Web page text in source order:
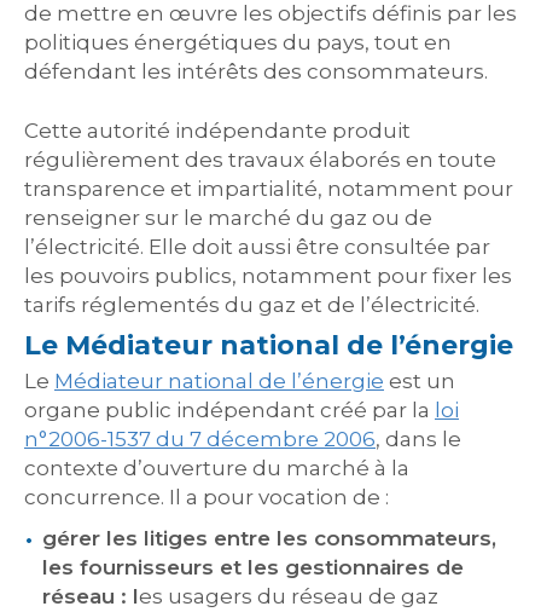
de mettre en œuvre les objectifs définis par les
politiques énergétiques du pays, tout en
défendant les intérêts des consommateurs.
Cette autorité indépendante produit
régulièrement des travaux élaborés en toute
transparence et impartialité, notamment pour
renseigner sur le marché du gaz ou de
l’électricité. Elle doit aussi être consultée par
les pouvoirs publics, notamment pour fixer les
tarifs réglementés du gaz et de l’électricité.
Le Médiateur national de l’énergie
Le Médiateur national de l’énergie est un
organe public indépendant créé par la loi
n°2006-1537 du 7 décembre 2006, dans le
contexte d’ouverture du marché à la
concurrence. Il a pour vocation de :
gérer les litiges entre les consommateurs,
les fournisseurs et les gestionnaires de
réseau : les usagers du réseau de gaz